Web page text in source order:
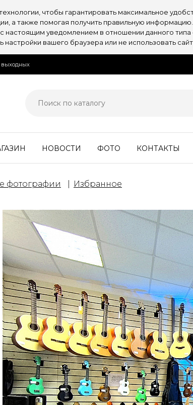
чтобы гарантировать максимальное
а также помогая получить правильную
настоящим уведомлением в отношении данного
вашего браузера или не использовать сайт
выходных
НОВОСТИ ФОТО КОНТАКТЫ
фотографии Избранное